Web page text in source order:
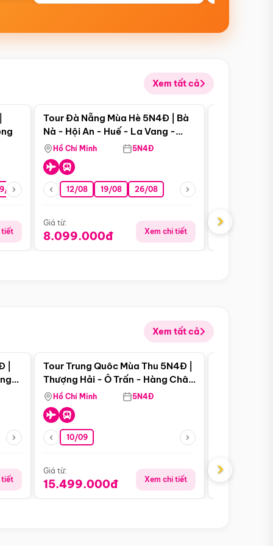
Xem tất cả
08 22/08 26/08 05/09 09/09
tiết
Điểm nổi bật
Tour Đà Nẵng Mùa Hè 5N4Đ | Bà
Nà - Hội An - Huế - La Vang -
Động Thiên Đường
Hồ Chí Minh 5N4Đ
12/08 19/08 26/08
Giá từ:
8.099.000đ Xem chi tiết
Giá từ:
›
Xem tất cả
|
tiết
Điểm nổi bật
Tour Trung Quôc Mùa Thu 5N4Đ |
Thượng Hải - Ô Trấn - Hàng Châu
(Tour Không Shopping)
Hồ Chí Minh 5N4Đ
10/09
Giá từ:
15.499.000đ Xem chi tiết
Giá từ:
›